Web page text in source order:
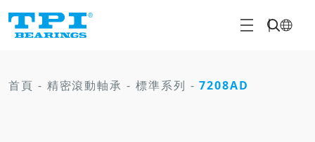
首頁 - 精密滾動軸承 - 標準系列 -7208AD